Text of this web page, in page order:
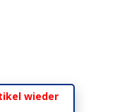
wieder